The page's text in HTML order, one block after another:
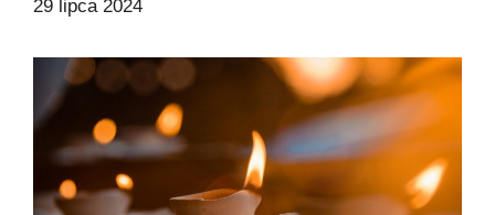
29 lipca 2024